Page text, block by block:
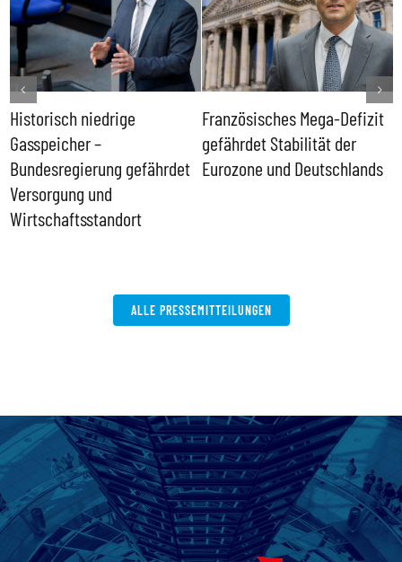
Historisch niedrige
Gasspeicher –
Bundesregierung gefährdet
Versorgung und
Wirtschaftsstandort
Französisches Mega-Defizit
gefährdet Stabilität der
Eurozone und Deutschlands
ALLE PRESSEMITTEILUNGEN